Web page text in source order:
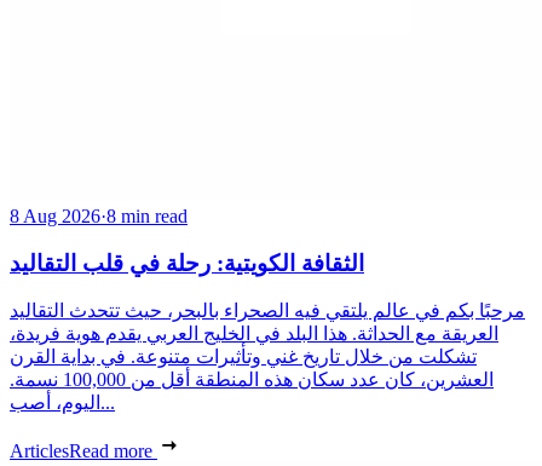
8 Aug 2026·8 min read
الثقافة الكويتية: رحلة في قلب التقاليد
مرحبًا بكم في عالم يلتقي فيه الصحراء بالبحر، حيث تتحدث التقاليد
العريقة مع الحداثة. هذا البلد في الخليج العربي يقدم هوية فريدة،
تشكلت من خلال تاريخ غني وتأثيرات متنوعة. في بداية القرن
العشرين، كان عدد سكان هذه المنطقة أقل من 100,000 نسمة.
اليوم، أصب...
ArticlesRead more